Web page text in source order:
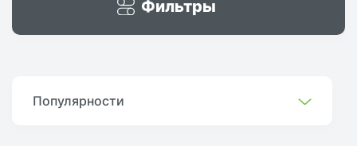
Фильтры
Популярности